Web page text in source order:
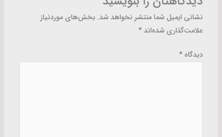
نشانی ایمیل شما منتشر نخواهد شد. بخش‌های موردنیاز
علامت‌گذاری شده‌اند*
دیدگاه*